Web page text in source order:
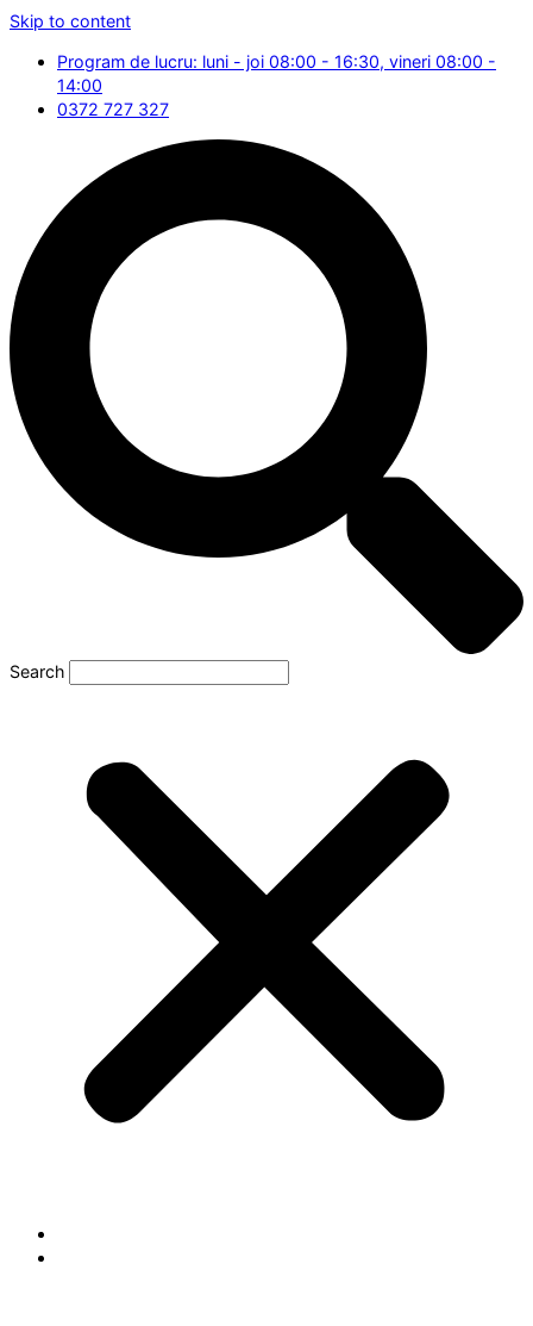
Skip to content
Program de lucru: luni - joi 08:00 - 16:30, vineri 08:00 -
14:00
0372 727 327
Search